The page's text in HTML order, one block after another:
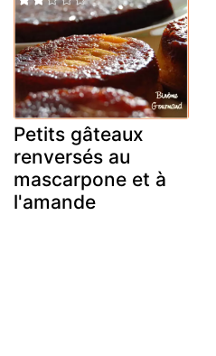
Petits gâteaux
renversés au
mascarpone et à
l'amande